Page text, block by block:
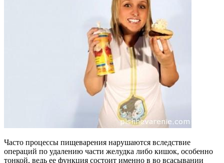
Часто процессы пищеварения нарушаются вследствие
операций по удалению части желудка либо кишок, особенно
тонкой, ведь ее функция состоит именно в во всасывании